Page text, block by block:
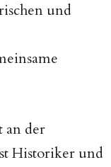
und
an der
Historiker und